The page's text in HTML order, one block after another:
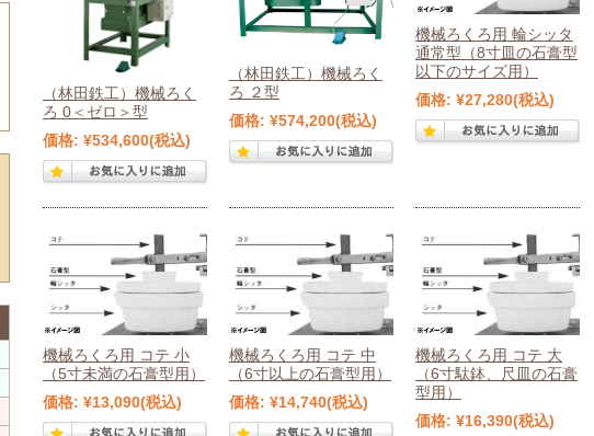
（林田鉄工）機械ろく
ろ 0＜ゼロ＞型
価格: ¥534,600(税込)
（林田鉄工）機械ろく
ろ ２型
価格: ¥574,200(税込)
機械ろくろ用 輪シッタ
通常型（8寸皿の石膏型
以下のサイズ用）
価格: ¥27,280(税込)
機械ろくろ用 コテ 小
（5寸未満の石膏型用）
価格: ¥13,090(税込)
機械ろくろ用 コテ 中
（6寸以上の石膏型用）
価格: ¥14,740(税込)
機械ろくろ用 コテ 大
（6寸駄鉢、尺皿の石膏
型用）
価格: ¥16,390(税込)